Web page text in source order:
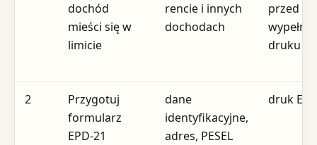
dochód
mieści się w
limicie
rencie i innych
dochodach
przed
druku
2
Przygotuj
formularz
EPD-21
dane
identyfikacyjne,
adres, PESEL
druk